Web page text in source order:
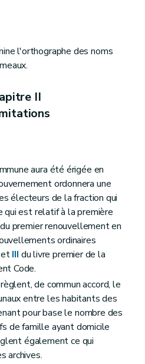
27
28
29
30
31
32
bourgmestre et le collège communal
Les groupes politiques et le pacte de majorité
1
2
collège communal
3
4
5
6
7
8
9
10
11
12
13
mise en oeuvre de la responsabilité du collège communal
l'orthographe des noms
II
aura été érigée en
ordonnera une
électeurs de la fraction qui
qui est relatif à la première
premier renouvellement en
ordinaires
etIII du livre premier de la
Code.
de commun accord, le
entre les habitants des
pour base le nombre des
de famille ayant domicile
également ce qui
archives.